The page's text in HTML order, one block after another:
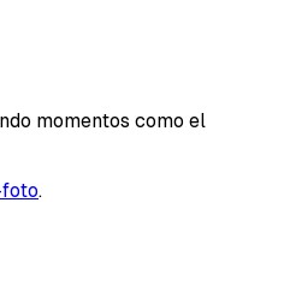
momentos como el
.